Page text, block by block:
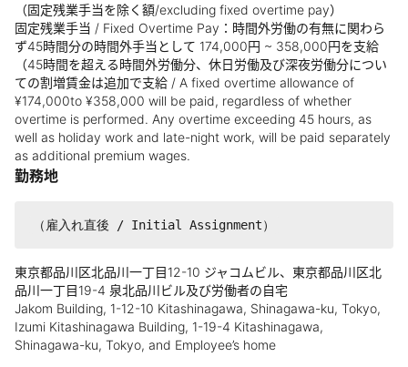
（固定残業手当を除く額/excluding fixed overtime pay）
固定残業手当 / Fixed Overtime Pay：時間外労働の有無に関わら
ず45時間分の時間外手当として 174,000円 ~ 358,000円を支給
（45時間を超える時間外労働分、休日労働及び深夜労働分につい
ての割増賃金は追加で支給 / A fixed overtime allowance of
¥174,000to ¥358,000 will be paid, regardless of whether
overtime is performed. Any overtime exceeding 45 hours, as
well as holiday work and late-night work, will be paid separately
as additional premium wages.
勤務地
東京都品川区北品川一丁目12-10 ジャコムビル、東京都品川区北
品川一丁目19-4 泉北品川ビル及び労働者の自宅
Jakom Building, 1-12-10 Kitashinagawa, Shinagawa-ku, Tokyo,
Izumi Kitashinagawa Building, 1-19-4 Kitashinagawa,
Shinagawa-ku, Tokyo, and Employee’s home